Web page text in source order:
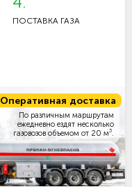
ПОСТАВКА ГАЗА
Оперативная доставка
По различным маршрутам
ежедневно ездят несколько
газовозов объемом от 20 м3